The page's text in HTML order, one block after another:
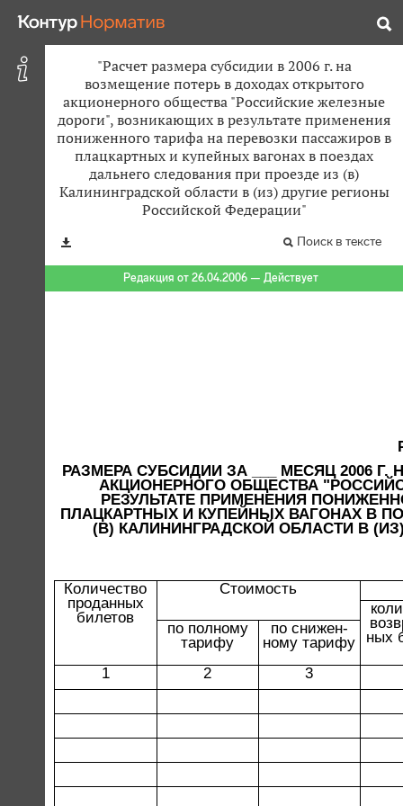
"Расчет размера субсидии в 2006 г. на
возмещение потерь в доходах открытого
акционерного общества "Российские железные
дороги", возникающих в результате применения
пониженного тарифа на перевозки пассажиров в
плацкартных и купейных вагонах в поездах
дальнего следования при проезде из (в)
Калининградской области в (из) другие регионы
Российской Федерации"
Поиск в тексте
Редакция от 26.04.2006 — Действует
РАЗМЕРА СУБСИДИИ ЗА ___ МЕСЯЦ 2006
АКЦИОНЕРНОГО ОБЩЕСТВА
РЕЗУЛЬТАТЕ ПРИМЕНЕНИЯ
ПЛАЦКАРТНЫХ И КУПЕЙНЫХ ВАГОНАХ В
(В) КАЛИНИНГРАДСКОЙ ОБЛАСТИ В
Количество
проданных
билетов
Стоимость
ных
по полному
тарифу
по снижен-
ному тарифу
1
2 3